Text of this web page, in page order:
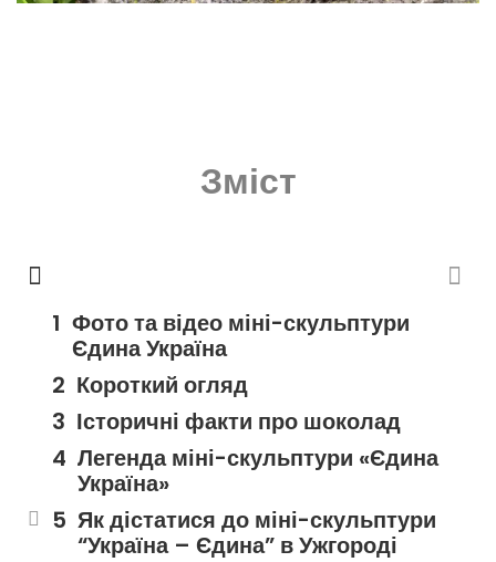
Зміст
Фото та відео міні-скульптури
Єдина Україна
Короткий огляд
Історичні факти про шоколад
Легенда міні-скульптури «Єдина
Україна»
Як дістатися до міні-скульптури
“Україна – Єдина” в Ужгороді